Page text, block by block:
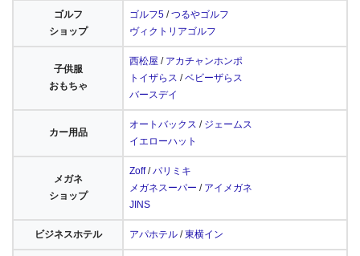
ゴルフ
ショップ
ゴルフ5 /つるやゴルフ
ヴィクトリアゴルフ
子供服
おもちゃ
西松屋 / アカチャンホンポ
トイザらス /ベビーザらス
バースデイ
カー用品
オートバックス / ジェームス
イエローハット
メガネ
ショップ
Zoff/パリミキ
メガネスーパー / アイメガネ
JINS
ビジネスホテル アパホテル /東横イン